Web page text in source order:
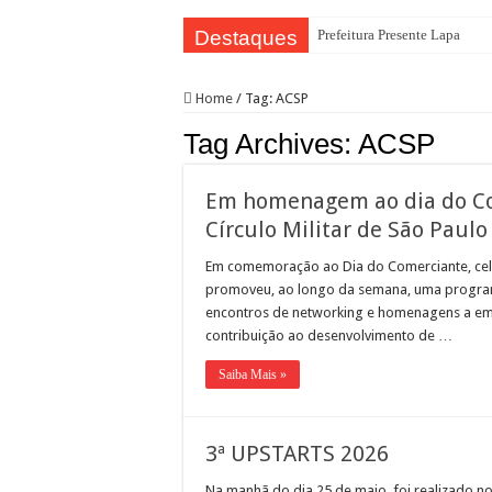
Destaques Prefeitura Presente Lapa
PREFEITURA PRESENTE
Feira de adoção Lagunitas e
Prefeitura leva ações de
Saiba como realizar serviços
Home / Tag: ACSP
Tag Archives: ACSP
Em homenagem ao dia do
Círculo Militar de São Paulo
Em comemoração ao Dia do Comerciante,
promoveu, ao longo da semana, uma
encontros de networking e homenagens a
contribuição ao desenvolvimento de …
Saiba Mais »
3ª UPSTARTS 2026